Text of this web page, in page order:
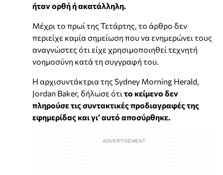
ήταν ορθή ή ακατάλληλη.
Μέχρι το πρωί της Τετάρτης, το άρθρο δεν
περιείχε καμία σημείωση που να ενημερώνει τους
αναγνώστες ότι είχε χρησιμοποιηθεί τεχνητή
νοημοσύνη κατά τη συγγραφή του.
Η αρχισυντάκτρια της Sydney Morning Herald,
Jordan Baker, δήλωσε ότι το κείμενο δεν
πληρούσε τις συντακτικές προδιαγραφές της
εφημερίδας και γι’ αυτό αποσύρθηκε.